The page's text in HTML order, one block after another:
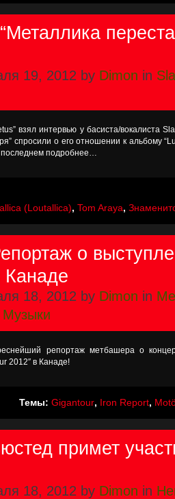
19, 2012 by Dimon in
взял интервью у басиста/вокалиста
спросили о его отношении к альбому
последнем подробнее…
(Loutallica), Tom Araya,
о
Канаде
18, 2012 by Dimon in
Музыки
репортаж метбашера о
2012″ в Канаде!
Темы: Gigantour, Iron Report,
примет
18, 2012 by Dimon in